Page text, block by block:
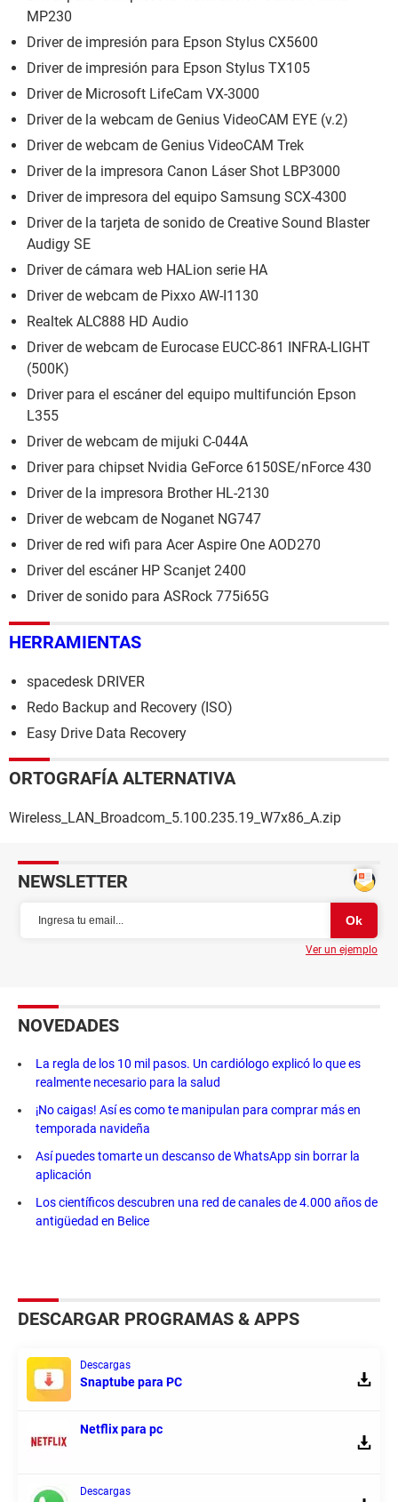
MP230
Driver de impresión para Epson Stylus CX5600
Driver de impresión para Epson Stylus TX105
Driver de Microsoft LifeCam VX-3000
Driver de la webcam de Genius VideoCAM EYE (v.2)
Driver de webcam de Genius VideoCAM Trek
Driver de la impresora Canon Láser Shot LBP3000
Driver de impresora del equipo Samsung SCX-4300
Driver de la tarjeta de sonido de Creative Sound Blaster
Audigy SE
Driver de cámara web HALion serie HA
Driver de webcam de Pixxo AW-I1130
Realtek ALC888 HD Audio
Driver de webcam de Eurocase EUCC-861 INFRA-LIGHT
(500K)
Driver para el escáner del equipo multifunción Epson
L355
Driver de webcam de mijuki C-044A
Driver para chipset Nvidia GeForce 6150SE/nForce 430
Driver de la impresora Brother HL-2130
Driver de webcam de Noganet NG747
Driver de red wifi para Acer Aspire One AOD270
Driver del escáner HP Scanjet 2400
Driver de sonido para ASRock 775i65G
HERRAMIENTAS
spacedesk DRIVER
Redo Backup and Recovery (ISO)
Easy Drive Data Recovery
ORTOGRAFÍA ALTERNATIVA
Wireless_LAN_Broadcom_5.100.235.19_W7x86_A.zip
NEWSLETTER
Ver un ejemplo
NOVEDADES
La regla de los 10 mil pasos. Un cardiólogo explicó lo que es
realmente necesario para la salud
¡No caigas! Así es como te manipulan para comprar más en
temporada navideña
Así puedes tomarte un descanso de WhatsApp sin borrar la
aplicación
Los científicos descubren una red de canales de 4.000 años de
antigüedad en Belice
DESCARGAR PROGRAMAS & APPS
Descargas
Snaptube para PC
Netflix para pc
Descargas